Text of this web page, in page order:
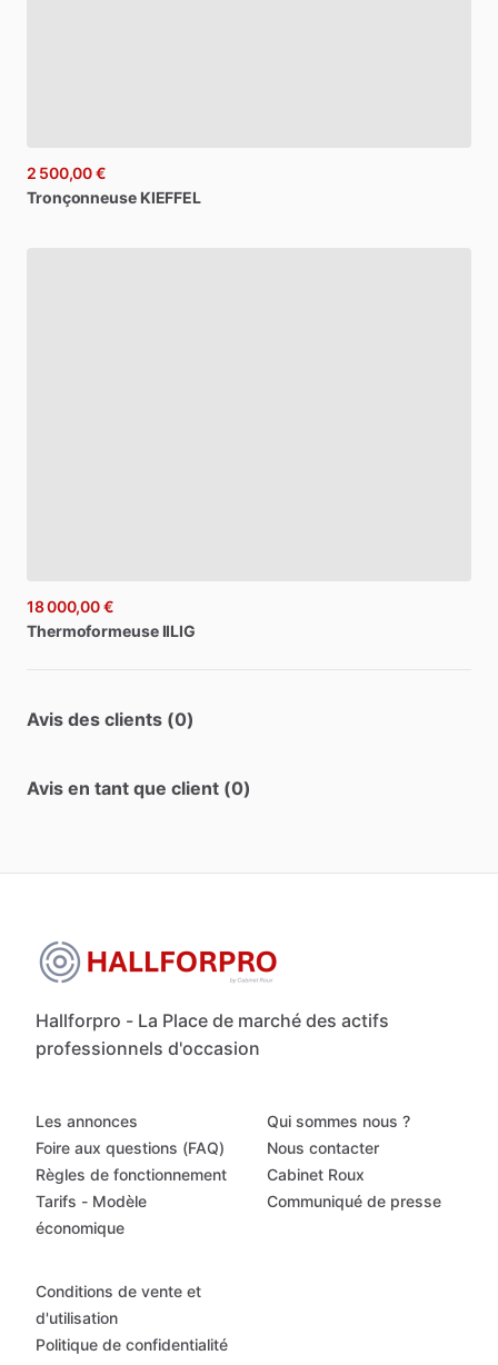
2 500,00 €
Tronçonneuse KIEFFEL
18 000,00 €
Thermoformeuse IILIG
Avis des clients (0)
Avis en tant que client (0)
Hallforpro - La Place de marché des actifs
professionnels d'occasion
Les annonces
Foire aux questions (FAQ)
Règles de fonctionnement
Tarifs - Modèle
économique
Qui sommes nous ?
Nous contacter
Cabinet Roux
Communiqué de presse
Conditions de vente et
d'utilisation
Politique de confidentialité